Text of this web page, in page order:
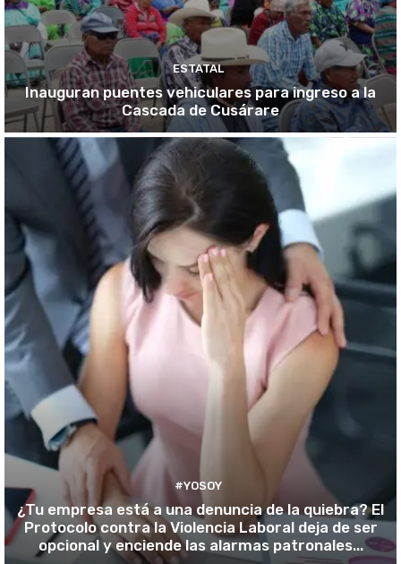
ESTATAL
Inauguran puentes vehiculares para ingreso a la
Cascada de Cusárare
#YOSOY
¿Tu empresa está a una denuncia de la quiebra? El
Protocolo contra la Violencia Laboral deja de ser
opcional y enciende las alarmas patronales...